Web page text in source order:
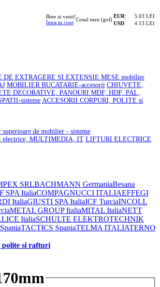
Bine ai venit!
Intra in cont Cosul meu (gol)
EUR:
5.03 LEI
USD: 4.13 LEI
DE EXTRAGERE SI EXTENSIE MESE mobilier
MOBILIER BUCATARIE-accesorii CHIUVETE,
DECORATIVE, PANOURI MDF, HDF, PAL,
sisteme ACCESORII CORPURI, POLITE si
de mobilier - sisteme
electrice, MULTIMEDIA, IT LIFTURI ELECTRICE
SRLBACHMANN GermaniaBesana
SPA ItaliaCOMPAGNUCCI ITALIAEFFEGI
ItaliaGIUSTI SPA ItaliaICF TurciaINCOLL
METAL GROUP ItaliaMITAL ItaliaNETT
ItaliaSCHULTE ELEKTROTECHNIK
TACTICS SpaniaTELMA ITALIATERNO
polite si rafturi